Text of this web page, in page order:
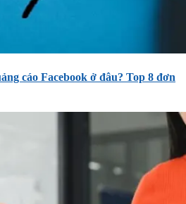
cáo Facebook ở đâu? Top 8 đơn